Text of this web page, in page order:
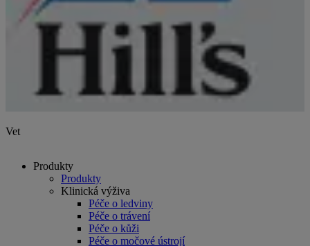
Vet
Produkty
Produkty
Klinická výživa
Péče o ledviny
Péče o trávení
Péče o kůži
Péče o močové ústrojí